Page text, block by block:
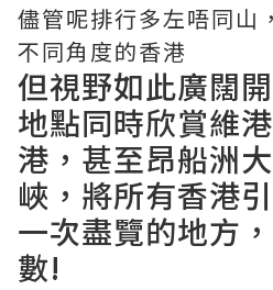
儘管呢排行多左唔同山
不同角度的香港
但視野如此廣闊
地點同時欣賞維
港，甚至昂船洲
峽，將所有香港
一次盡覽的地方
數!